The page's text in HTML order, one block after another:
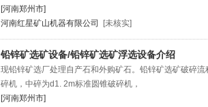
[河南郑州市]
河南红星矿山机器有限公司
[未核实]
铅锌矿选矿设备/铅锌矿选矿浮选设备介绍
现铅锌矿选厂处理自产石和外购矿石。铅锌矿选矿破碎
碎机，中碎为d1. 2m标准圆锥破碎机，
[河南郑州市]